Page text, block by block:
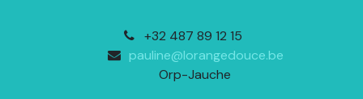
+32 487 89 12 15
pauline@lorangedouce.be
Orp-Jauche